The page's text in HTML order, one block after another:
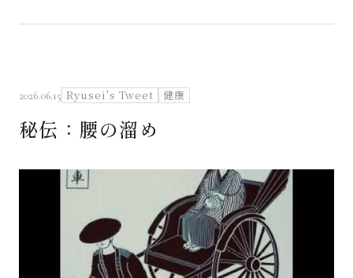
さえぐさ日誌
映像庫
Godo AIAとは
お知らせ
2026.06.15 Ryusei's Tweet 健康
秘伝：腰の溜め